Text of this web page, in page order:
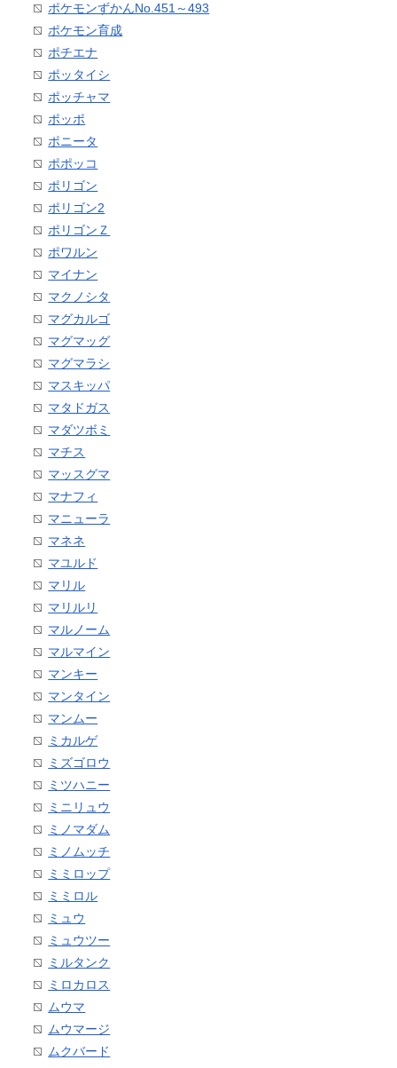
ポケモンずかんNo.451～493
ポケモン育成
ポチエナ
ポッタイシ
ポッチャマ
ポッポ
ポニータ
ポポッコ
ポリゴン
ポリゴン2
ポリゴンＺ
ポワルン
マイナン
マクノシタ
マグカルゴ
マグマッグ
マグマラシ
マスキッパ
マタドガス
マダツボミ
マチス
マッスグマ
マナフィ
マニューラ
マネネ
マユルド
マリル
マリルリ
マルノーム
マルマイン
マンキー
マンタイン
マンムー
ミカルゲ
ミズゴロウ
ミツハニー
ミニリュウ
ミノマダム
ミノムッチ
ミミロップ
ミミロル
ミュウ
ミュウツー
ミルタンク
ミロカロス
ムウマ
ムウマージ
ムクバード